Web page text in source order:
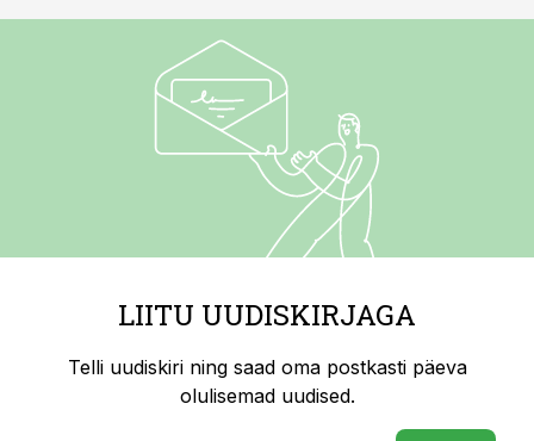
LIITU UUDISKIRJAGA
Telli uudiskiri ning saad oma postkasti päeva
olulisemad uudised.